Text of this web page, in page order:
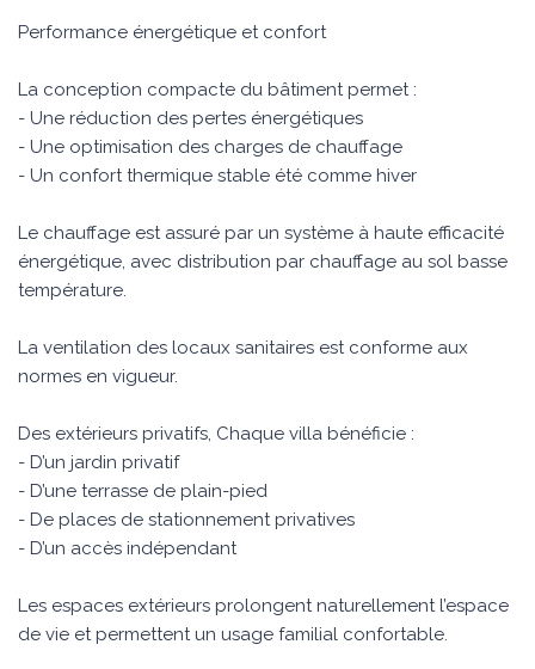
Performance énergétique et confort
La conception compacte du bâtiment permet :
- Une réduction des pertes énergétiques
- Une optimisation des charges de chauffage
- Un confort thermique stable été comme hiver
Le chauffage est assuré par un système à haute efficacité
énergétique, avec distribution par chauffage au sol basse
température.
La ventilation des locaux sanitaires est conforme aux
normes en vigueur.
Des extérieurs privatifs, Chaque villa bénéficie :
- D’un jardin privatif
- D’une terrasse de plain-pied
- De places de stationnement privatives
- D’un accès indépendant
Les espaces extérieurs prolongent naturellement l’espace
de vie et permettent un usage familial confortable.